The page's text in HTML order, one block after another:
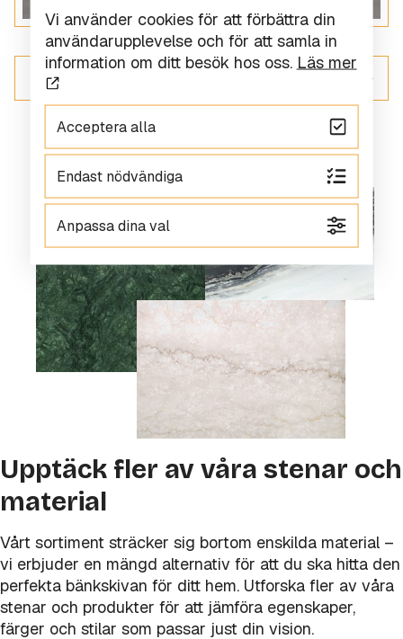
ALLT INOM KERAMIK
Upptäck fler av våra stenar och
material
Vårt sortiment sträcker sig bortom enskilda material –
vi erbjuder en mängd alternativ för att du ska hitta den
perfekta bänkskivan för ditt hem. Utforska fler av våra
stenar och produkter för att jämföra egenskaper,
färger och stilar som passar just din vision.
Vi använder cookies för att förbättra din
användarupplevelse och för att samla in
information om ditt besök hos oss. Läs mer
Acceptera alla
Endast nödvändiga
Anpassa dina val